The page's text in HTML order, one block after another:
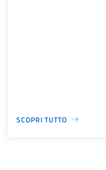
SCOPRI TUTTO